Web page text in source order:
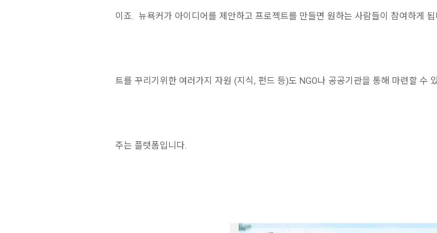
이죠. 뉴욕커가 아이디어를 제안하고 프로젝트를 만들면 원하는 사람들이 참여하게 됩
트를 꾸리기위한 여러가지 자원 (지식, 펀드 등)도 NGO나 공공기관을 통해 마련할 수
주는 플랫폼입니다.